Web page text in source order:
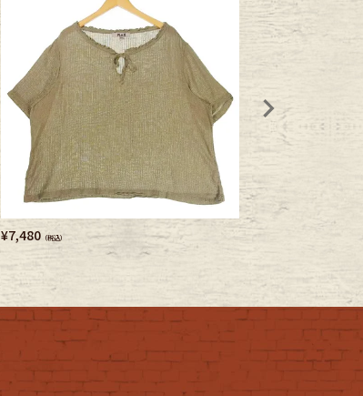
¥7,480 （税込） ¥ 3,740